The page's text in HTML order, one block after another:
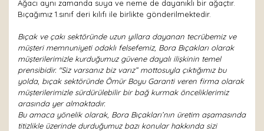
Ağacı aynı zamanda suya ve neme de dayanıklı bir ağaçtır.
Bıçağımız 1.sınıf deri kılıfı ile birlikte gönderilmektedir.
Bıçak ve çakı sektöründe uzun yıllara dayanan tecrübemiz ve
müşteri memnuniyeti odaklı felsefemiz, Bora Bıçakları olarak
müşterilerimizle kurduğumuz güvene dayalı ilişkinin temel
prensibidir. "Siz varsanız biz varız” mottosuyla çıktığımız bu
yolda, bıçak sektöründe Ömür Boyu Garanti veren firma olarak
müşterilerimizle sürdürülebilir bir bağ kurmak önceliklerimiz
arasında yer almaktadır.
Bu amaca yönelik olarak, Bora Bıçakları’nın üretim aşamasında
titizlikle üzerinde durduğumuz bazı konular hakkında sizi